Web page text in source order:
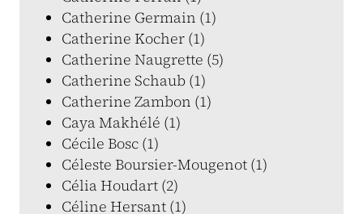
Catherine Germain (1)
Catherine Kocher (1)
Catherine Naugrette (5)
Catherine Schaub (1)
Catherine Zambon (1)
Caya Makhélé (1)
Cécile Bosc (1)
Céleste Boursier-Mougenot (1)
Célia Houdart (2)
Céline Hersant (1)